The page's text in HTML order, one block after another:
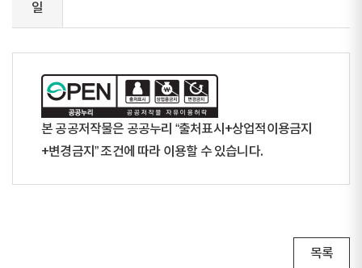
일
본 공공저작물은 공공누리 “출처표시+상업적이용금지
+변경금지” 조건에 따라 이용할 수 있습니다.
목록